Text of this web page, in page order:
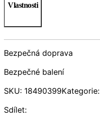
Vlastnosti
Bezpečná doprava
Bezpečné balení
SKU: 18490399Kategorie:
Sdílet: